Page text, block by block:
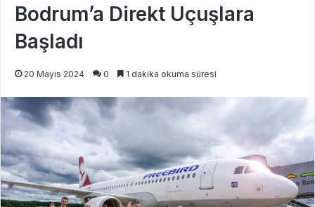
Bodrum’a Direkt Uçuşlara
Başladı
20 Mayıs 2024 0 1 dakika okuma süresi